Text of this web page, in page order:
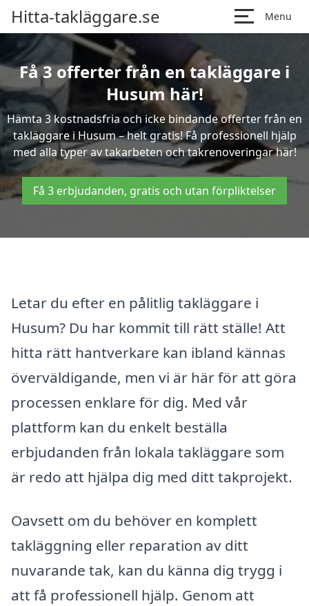
Hitta-takläggare.se Menu
Få 3 offerter från en takläggare i
Husum här!
Hämta 3 kostnadsfria och icke bindande offerter från en
takläggare i Husum – helt gratis! Få professionell hjälp
med alla typer av takarbeten och takrenoveringar här!
Få 3 erbjudanden, gratis och utan förpliktelser
Letar du efter en pålitlig takläggare i
Husum? Du har kommit till rätt ställe! Att
hitta rätt hantverkare kan ibland kännas
överväldigande, men vi är här för att göra
processen enklare för dig. Med vår
plattform kan du enkelt beställa
erbjudanden från lokala takläggare som
är redo att hjälpa dig med ditt takprojekt.
Oavsett om du behöver en komplett
takläggning eller reparation av ditt
nuvarande tak, kan du känna dig trygg i
att få professionell hjälp. Genom att